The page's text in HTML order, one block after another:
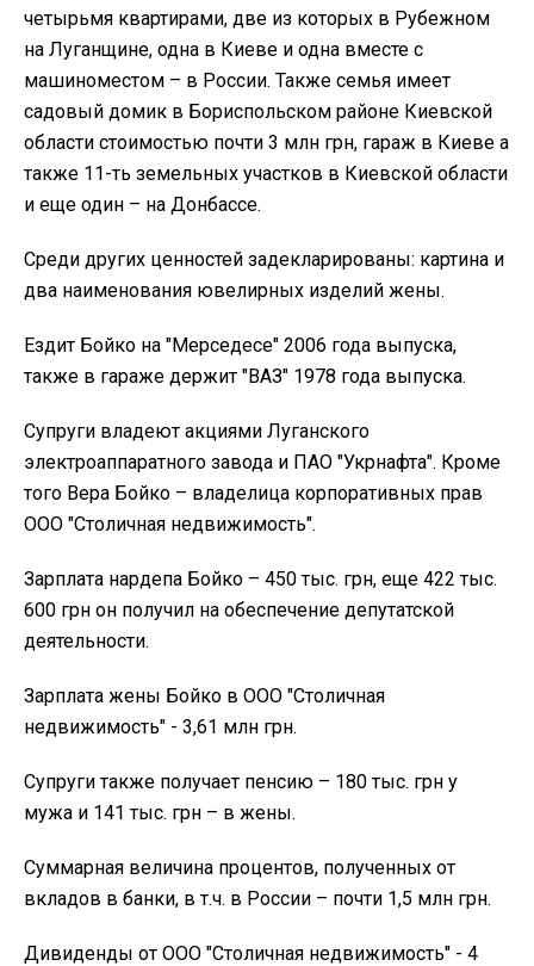
четырьмя квартирами, две из которых в Рубежном
на Луганщине, одна в Киеве и одна вместе с
машиноместом – в России. Также семья имеет
садовый домик в Бориспольском районе Киевской
области стоимостью почти 3 млн грн, гараж в Киеве а
также 11-ть земельных участков в Киевской области
и еще один – на Донбассе.
Среди других ценностей задекларированы: картина и
два наименования ювелирных изделий жены.
Ездит Бойко на "Мерседесе" 2006 года выпуска,
также в гараже держит "ВАЗ" 1978 года выпуска.
Супруги владеют акциями Луганского
электроаппаратного завода и ПАО "Укрнафта". Кроме
того Вера Бойко – владелица корпоративных прав
ООО "Столичная недвижимость".
Зарплата нардепа Бойко – 450 тыс. грн, еще 422 тыс.
600 грн он получил на обеспечение депутатской
деятельности.
Зарплата жены Бойко в ООО "Столичная
недвижимость" - 3,61 млн грн.
Супруги также получает пенсию – 180 тыс. грн у
мужа и 141 тыс. грн – в жены.
Суммарная величина процентов, полученных от
вкладов в банки, в т.ч. в России – почти 1,5 млн грн.
Дивиденды от ООО "Столичная недвижимость" - 4